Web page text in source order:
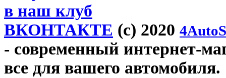
в наш клуб
ВКОНТАКТЕ (c) 2020
- современный интернет-
все для вашего автомобиля.